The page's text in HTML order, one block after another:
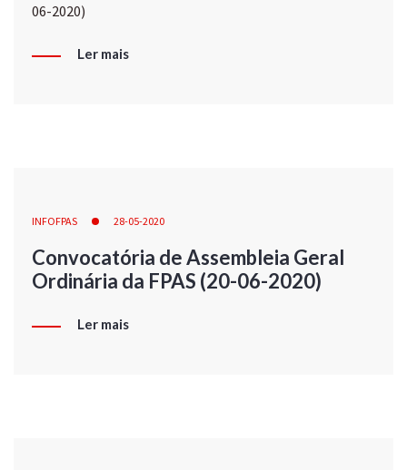
06-2020)
Ler mais
INFOFPAS 28-05-2020
Convocatória de Assembleia Geral
Ordinária da FPAS (20-06-2020)
Ler mais